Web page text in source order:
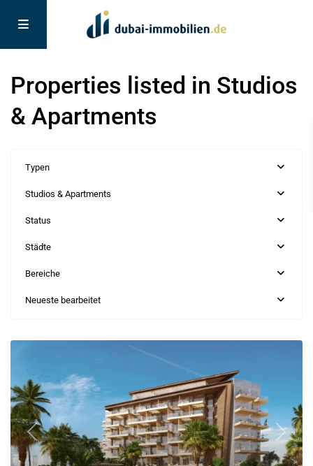
Properties listed in Studios
& Apartments
Typen
Studios & Apartments
Status
Städte
Bereiche
Neueste bearbeitet
Previous Next